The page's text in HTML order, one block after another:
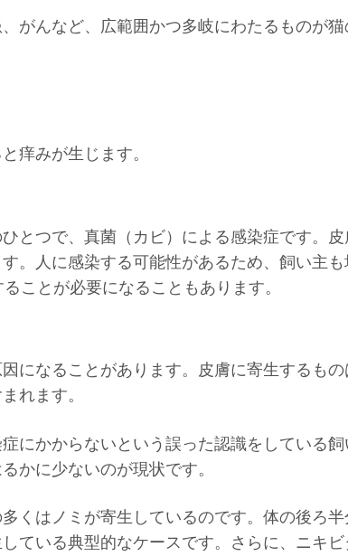
がんなど、広範囲かつ多岐にわたるものが猫
痒みが生じます。
とつで、真菌（カビ）による感染症です。皮
。人に感染する可能性があるため、飼い主も
ことが必要になることもあります。
になることがあります。皮膚に寄生するもの
れます。
にかからないという誤った認識をしている飼
かに少ないのが現状です。
くはノミが寄生しているのです。体の後ろ半
ている典型的なケースです。さらに、ニキ